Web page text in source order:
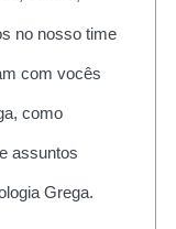
no nosso time
com vocês
como
assuntos
Grega.